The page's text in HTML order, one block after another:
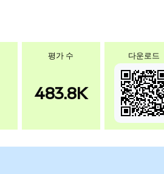
평가 수
483.8K
다운로드